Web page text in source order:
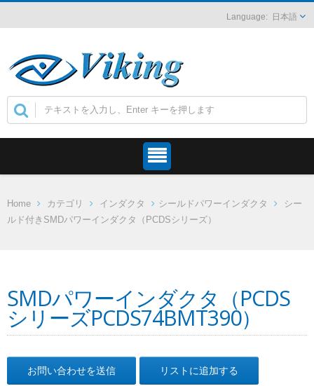
日本語
Home カテゴリ インダクタ シールドパワーインダクタ
シー
ルド付きSMDパワーインダクタ（PCDSシリーズ）
SMDパワーインダクタ（PCDS
シリーズPCDS74BMT390）
お問い合わせを送信 リストに追加する